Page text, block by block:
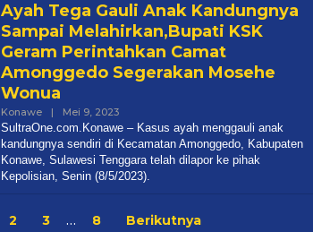
Ayah Tega Gauli Anak Kandungnya
Sampai Melahirkan,Bupati KSK
Geram Perintahkan Camat
Amonggedo Segerakan Mosehe
Wonua
Konawe | Mei 9, 2023Oleh
Redaksi
SultraOne.com.Konawe – Kasus ayah menggauli anak
kandungnya sendiri di Kecamatan Amonggedo, Kabupaten
Konawe, Sulawesi Tenggara telah dilapor ke pihak
Kepolisian, Senin (8/5/2023).
2 3 … 8 Berikutnya